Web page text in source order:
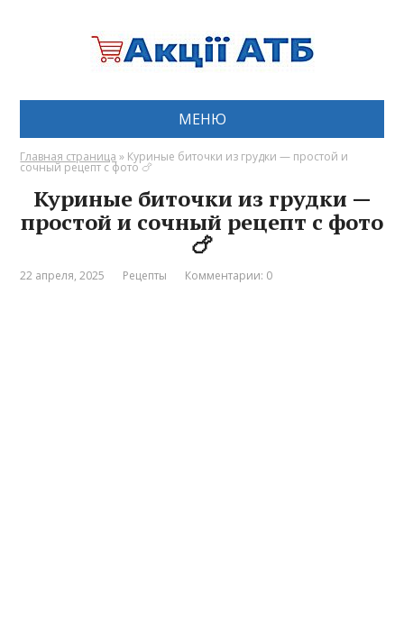
МЕНЮ
Главная страница » Куриные биточки из грудки — простой и
сочный рецепт с фото 🍗
Куриные биточки из грудки —
простой и сочный рецепт с фото
🍗
22 апреля, 2025 Рецепты Комментарии: 0